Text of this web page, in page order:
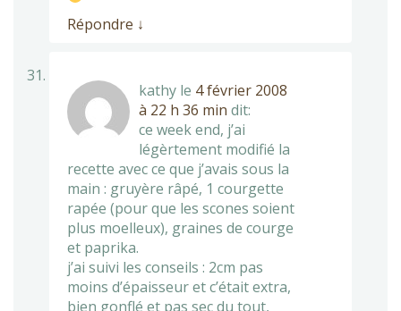
Répondre ↓
kathy le 4 février 2008
à 22 h 36 min dit:
ce week end, j’ai
légèrtement modifié la
recette avec ce que j’avais sous la
main : gruyère râpé, 1 courgette
rapée (pour que les scones soient
plus moelleux), graines de courge
et paprika.
j’ai suivi les conseils : 2cm pas
moins d’épaisseur et c’était extra,
bien gonflé et pas sec du tout,